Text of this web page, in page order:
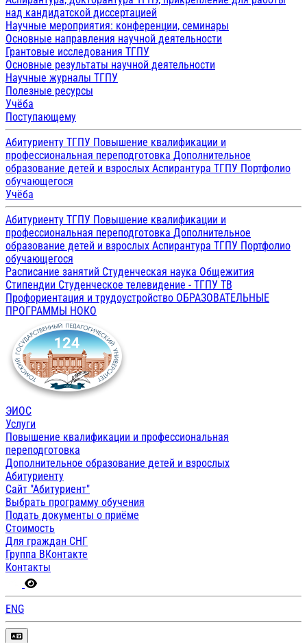
над кандидатской диссертацией
Научные мероприятия: конференции, семинары
Основные направления научной деятельности
Грантовые исследования ТГПУ
Основные результаты научной деятельности
Научные журналы ТГПУ
Полезные ресурсы
Учёба
Поступающему
Абитуриенту ТГПУ Повышение квалификации и
профессиональная переподготовка Дополнительное
образование детей и взрослых Аспирантура ТГПУ Портфолио
обучающегося
Учёба
Абитуриенту ТГПУ Повышение квалификации и
профессиональная переподготовка Дополнительное
образование детей и взрослых Аспирантура ТГПУ Портфолио
обучающегося
Расписание занятий Студенческая наука Общежития
Стипендии Студенческое телевидение - ТГПУ ТВ
Профориентация и трудоустройство ОБРАЗОВАТЕЛЬНЫЕ
ПРОГРАММЫ НОКО
ЭИОС
Услуги
Повышение квалификации и профессиональная
переподготовка
Дополнительное образование детей и взрослых
Абитуриенту
Сайт "Абитуриент"
Выбрать программу обучения
Подать документы о приёме
Стоимость
Для граждан СНГ
Группа ВКонтакте
Контакты
ENG